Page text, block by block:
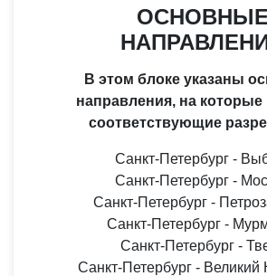
ОСНОВНЫЕ
В этом блоке указаны
направления, на
соответствующие
Санкт-Петербург -
Санкт-Петербург -
Санкт-Петербург -
Санкт-Петербург -
Санкт-Петербург -
Санкт-Петербург - Великий